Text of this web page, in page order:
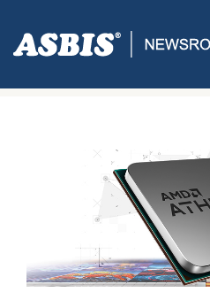
ASBIS CROATIA >SUPPLIERS